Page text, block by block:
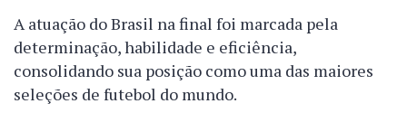
A atuação do Brasil na final foi marcada pela
determinação, habilidade e eficiência,
consolidando sua posição como uma das maiores
seleções de futebol do mundo.